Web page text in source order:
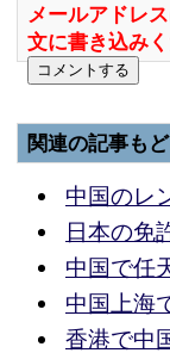
メールアドレ
文に書き込みく
関連の記事もど
中国のレ
日本の免
中国で任
中国上海
香港で中